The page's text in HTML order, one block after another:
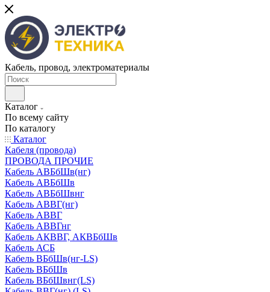
Кабель, провод, электроматериалы
Каталог
По всему сайту
По каталогу
Каталог
Кабеля (провода)
ПРОВОДА ПРОЧИЕ
Кабель АВБбШв(нг)
Кабель АВБбШв
Кабель АВБбШвнг
Кабель АВВГ(нг)
Кабель АВВГ
Кабель АВВГнг
Кабель АКВВГ, АКВБбШв
Кабель АСБ
Кабель ВБбШв(нг-LS)
Кабель ВБбШв
Кабель ВБбШвнг(LS)